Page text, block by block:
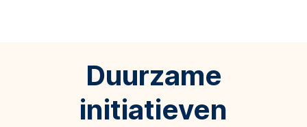
Duurzame
initiatieven